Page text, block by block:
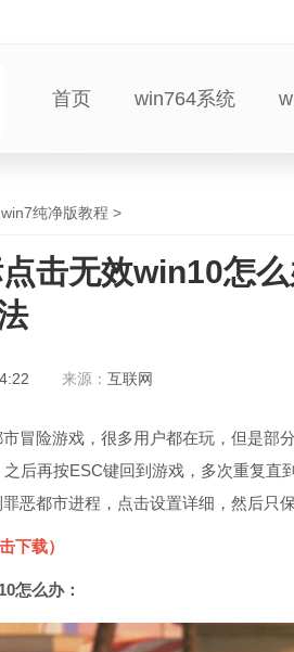
首页 win764系统
win7纯净版教程 >
击无效win10怎
来源： 互联网
冒险游戏，很多用户都在玩，但是部
后再按ESC键回到游戏，多次重复
恶都市进程，点击设置详细，然后只
下载）
怎么办：